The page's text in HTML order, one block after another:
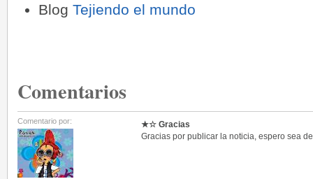
BlogTejiendo el mundo
Comentarios
Comentario por:
★☆ Gracias
Gracias por publicar la noticia, espero sea